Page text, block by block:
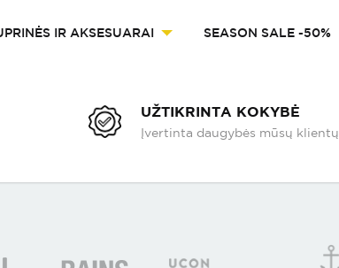
IR AKSESUARAI SEASON SALE -50%
UŽTIKRINTA KOKYBĖ
Įvertinta daugybės mūsų klientų